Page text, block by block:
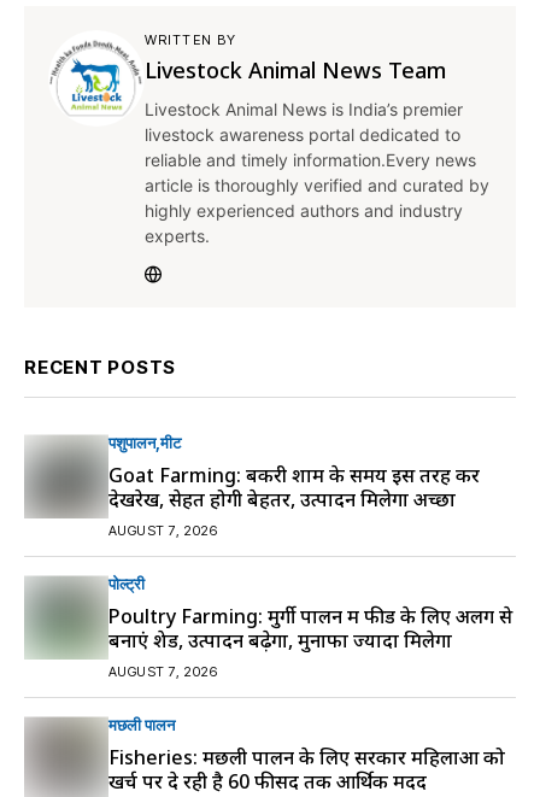
WRITTEN BY
Livestock Animal News Team
Livestock Animal News is India’s premier
livestock awareness portal dedicated to
reliable and timely information.Every news
article is thoroughly verified and curated by
highly experienced authors and industry
experts.
RECENT POSTS
पशुपालन मीट
Goat Farming: बकरी शाम के समय इस तरह करें
देखरेख, सेहत होगी बेहतर, उत्पादन मिलेगा अच्छा
AUGUST 7, 2026
पोल्ट्री
Poultry Farming: मुर्गी पालन में फीड के लिए अलग से
बनाएं शेड, उत्पादन बढ़ेगा, मुनाफा ज्यादा मिलेगा
AUGUST 7, 2026
मछली पालन
Fisheries: मछली पालन के लिए सरकार महिलाओं को
खर्च पर दे रही है 60 फीसद तक आर्थिक मदद